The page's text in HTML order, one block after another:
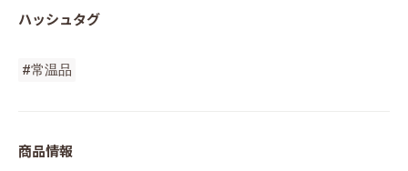
ハッシュタグ
#常温品
商品情報